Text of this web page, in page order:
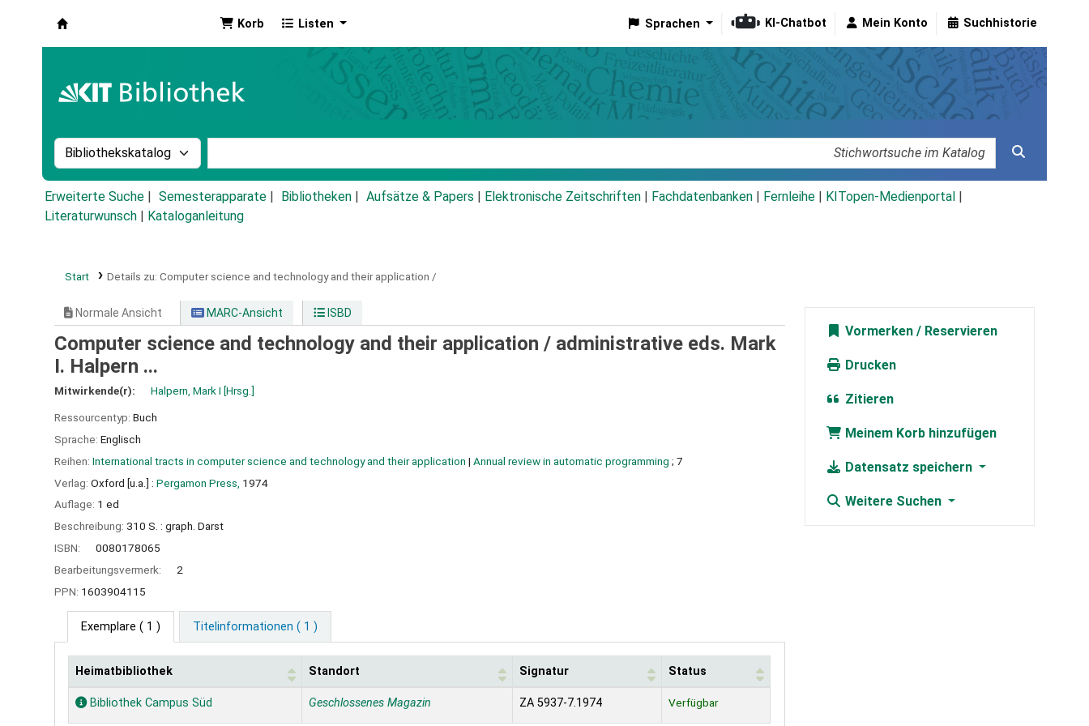
Korb Listen Sprachen KI-Chatbot Mein Konto Suchhistorie
Suche im Katalog nach:
Erweiterte Suche Semesterapparate Bibliotheken Aufsätze & Papers Elektronische Zeitschriften Fachdatenbanken Fernleihe KITopen-Medienportal
Literaturwunsch
Kataloganleitung
Start Details zu: Computer science and technology and their application /
Normale Ansicht MARC-Ansicht ISBD
Computer science and technology and their application / administrative eds. Mark
I. Halpern ...
Mitwirkende(r): Halpern, Mark I [Hrsg.]
Ressourcentyp: Buch
Sprache: Englisch
Reihen: International tracts in computer science and technology and their application | Annual review in automatic programming ; 7
Verlag: Oxford [u.a.] : Pergamon Press, 1974
Auflage: 1 ed
Beschreibung: 310 S. : graph. Darst
ISBN:
0080178065
Bearbeitungsvermerk:
2
PPN: 1603904115
Exemplare ( 1 ) Titelinformationen ( 1 )
Exemplare
Heimatbibliothek Standort Signatur Status
Bibliothek Campus Süd Geschlossenes Magazin ZA 5937-7.1974 Verfügbar
Vormerken
Drucken
Zitieren
Meinem Korb hinzufügen
Datensatz speichern
Weitere Suchen